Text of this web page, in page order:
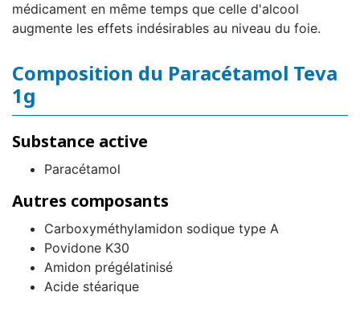
médicament en même temps que celle d'alcool
augmente les effets indésirables au niveau du foie.
Composition du Paracétamol Teva
1g
Substance active
Paracétamol
Autres composants
Carboxyméthylamidon sodique type A
Povidone K30
Amidon prégélatinisé
Acide stéarique